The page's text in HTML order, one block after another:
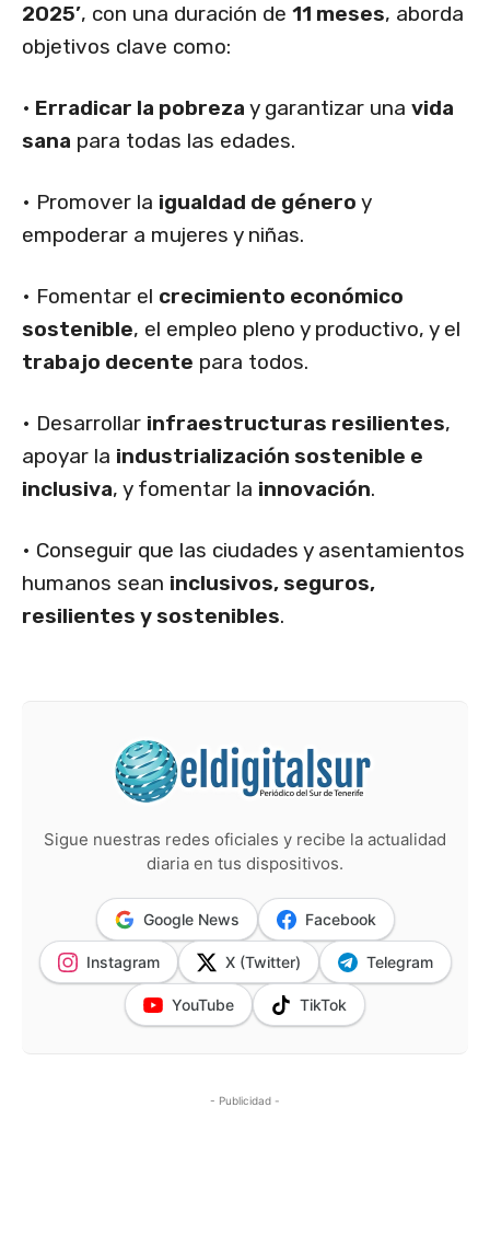
2025’, con una duración de 11 meses, aborda
objetivos clave como:
• Erradicar la pobreza y garantizar una vida
sana para todas las edades.
• Promover la igualdad de género y
empoderar a mujeres y niñas.
• Fomentar el crecimiento económico
sostenible, el empleo pleno y productivo, y el
trabajo decente para todos.
• Desarrollar infraestructuras resilientes,
apoyar la industrialización sostenible e
inclusiva, y fomentar la innovación.
• Conseguir que las ciudades y asentamientos
humanos sean inclusivos, seguros,
resilientes y sostenibles.
Sigue nuestras redes oficiales y recibe la actualidad
diaria en tus dispositivos.
Google News Facebook
Instagram X (Twitter) Telegram
YouTube TikTok
- Publicidad -